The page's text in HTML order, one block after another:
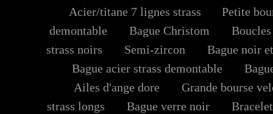
Acier/titane 7 lignes strass
Petite
demontable
Bague Christom
Boucles
strass noirs
Semi-zircon
Bague noir
Bague acier strass demontable
Ailes d'ange dore
Grande bourse
strass longs
Bague verre noir